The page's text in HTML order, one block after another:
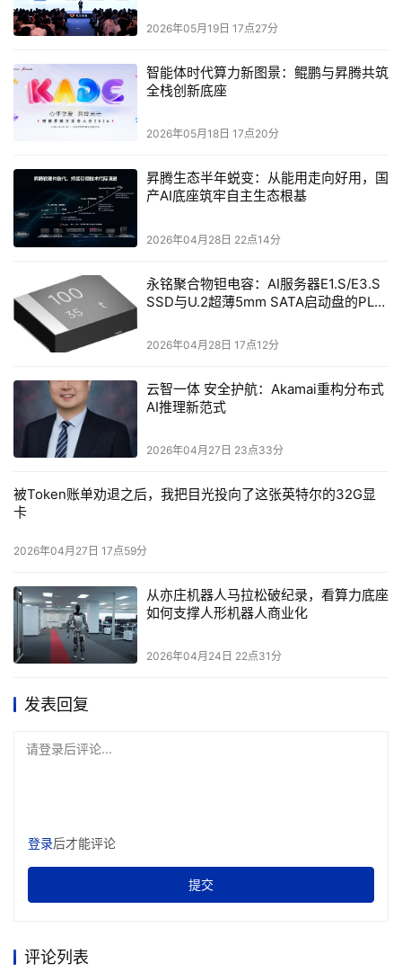
2026年05月19日 17点27分
智能体时代算力新图景：鲲鹏与昇腾共筑
全栈创新底座
2026年05月18日 17点20分
昇腾生态半年蜕变：从能用走向好用，国
产AI底座筑牢自主生态根基
2026年04月28日 22点14分
永铭聚合物钽电容：AI服务器E1.S/E3.S
SSD与U.2超薄5mm SATA启动盘的PLP
2026年04月28日 17点12分
云智一体 安全护航：Akamai重构分布式
AI推理新范式
2026年04月27日 23点33分
被Token账单劝退之后，我把目光投向了这张英特尔的32G显
卡
2026年04月27日 17点59分
从亦庄机器人马拉松破纪录，看算力底座
如何支撑人形机器人商业化
2026年04月24日 22点31分
发表回复
请登录后评论...
登录后才能评论
提交
评论列表